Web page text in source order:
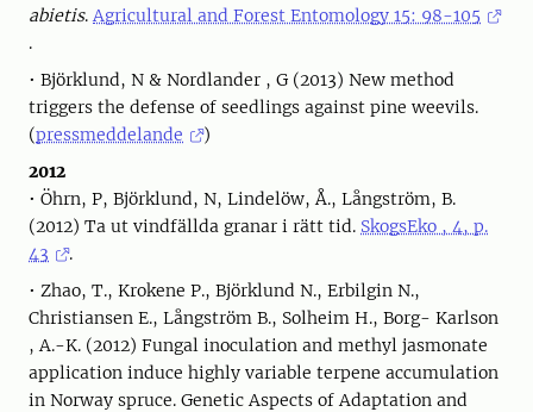
abietis. Agricultural and Forest Entomology 15: 98-105
.
• Björklund, N & Nordlander , G (2013) New method
triggers the defense of seedlings against pine weevils.
(pressmeddelande
)
2012
• Öhrn, P, Björklund, N, Lindelöw, Å., Långström, B.
(2012) Ta ut vindfällda granar i rätt tid. SkogsEko , 4, p.
43
.
• Zhao, T., Krokene P., Björklund N., Erbilgin N.,
Christiansen E., Långström B., Solheim H., Borg- Karlson
, A.-K. (2012) Fungal inoculation and methyl jasmonate
application induce highly variable terpene accumulation
in Norway spruce. Genetic Aspects of Adaptation and